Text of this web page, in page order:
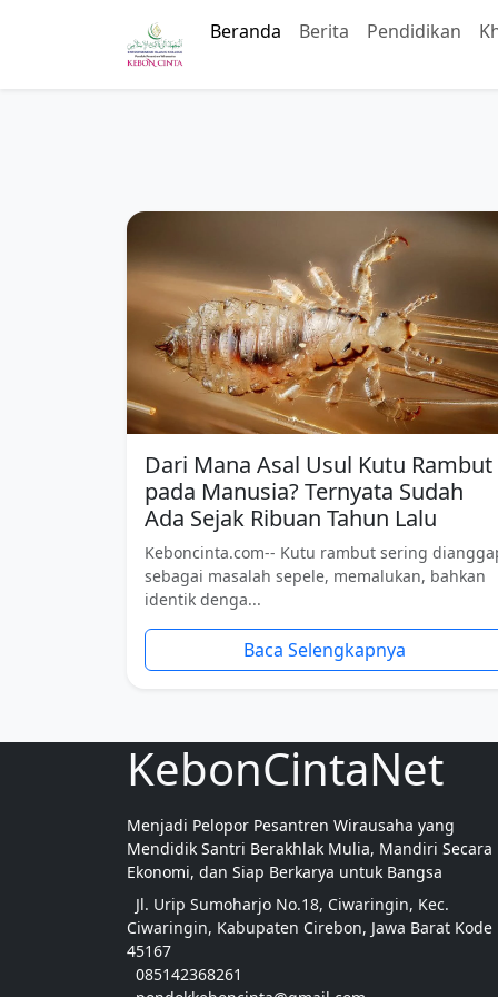
Beranda Berita Pendidikan
Dari Mana Asal Usul Kutu Rambut
pada Manusia? Ternyata Sudah
Ada Sejak Ribuan Tahun Lalu
Keboncinta.com-- Kutu rambut sering
sebagai masalah sepele, memalukan, bahkan
identik denga...
Baca Selengkapnya
KebonCintaNet
Menjadi Pelopor Pesantren Wirausaha yang
Mendidik Santri Berakhlak Mulia, Mandiri Secara
Ekonomi, dan Siap Berkarya untuk Bangsa
Jl. Urip Sumoharjo No.18, Ciwaringin, Kec.
Ciwaringin, Kabupaten Cirebon, Jawa Barat Kode
45167
085142368261